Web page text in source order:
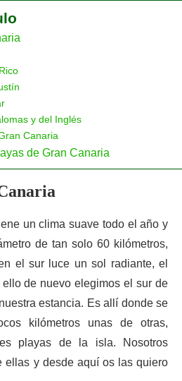
y del Inglés
Canaria
de Gran Canaria
un clima suave todo el año y
de tan solo 60 kilómetros,
el sur luce un sol radiante, el
de nuevo elegimos el sur de
estancia. Es allí donde se
kilómetros unas de otras,
playas de la isla. Nosotros
ellas y desde aquí os las quiero